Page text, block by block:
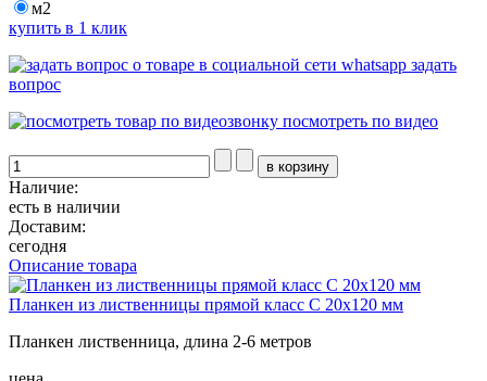
м2
купить в 1 клик
задать
вопрос
посмотреть по видео
Наличие:
есть в наличии
Доставим:
сегодня
Описание товара
Планкен из лиственницы прямой класс С 20x120 мм
Планкен лиственница, длина 2-6 метров